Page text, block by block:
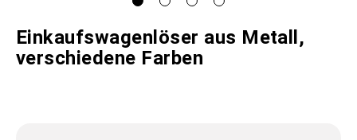
Einkaufswagenlöser aus Metall,
verschiedene Farben